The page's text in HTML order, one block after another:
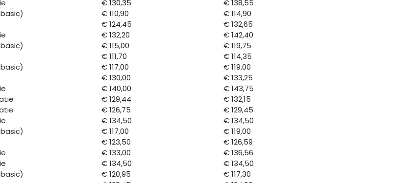
€ 130,35
€ 138,55
€ 110,90
€ 114,90
€ 124,45
€ 132,65
€ 132,20
€ 142,40
€ 115,00
€ 119,75
€ 111,70
€ 114,35
€ 117,00
€ 119,00
€ 130,00
€ 133,25
€ 140,00
€ 143,75
€ 129,44
€ 132,15
€ 126,75
€ 129,45
€ 134,50
€ 134,50
€ 117,00
€ 119,00
€ 123,50
€ 126,59
€ 133,00
€ 136,56
€ 134,50
€ 134,50
€ 120,95
€ 117,30